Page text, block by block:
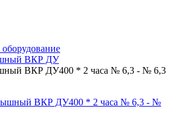
ВКР ДУ
ВКР ДУ400 * 2 часа № 6,3 - № 6,3